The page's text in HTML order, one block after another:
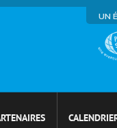
UN